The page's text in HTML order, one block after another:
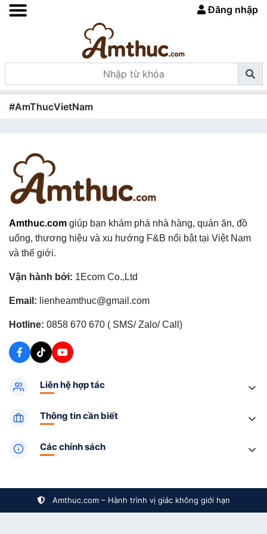
Đăng nhập
#AmThucVietNam
Amthuc.com giúp bạn khám phá nhà hàng, quán ăn, đồ
uống, thương hiệu và xu hướng F&B nổi bật tại Việt Nam
và thế giới.
Vận hành bởi: 1Ecom Co.,Ltd
Email: lienheamthuc@gmail.com
Hotline: 0858 670 670 ( SMS/ Zalo/ Call)
Liên hệ hợp tác
Thông tin cần biết
Các chính sách
Amthuc.com – Hành trình vị giác không giới hạn